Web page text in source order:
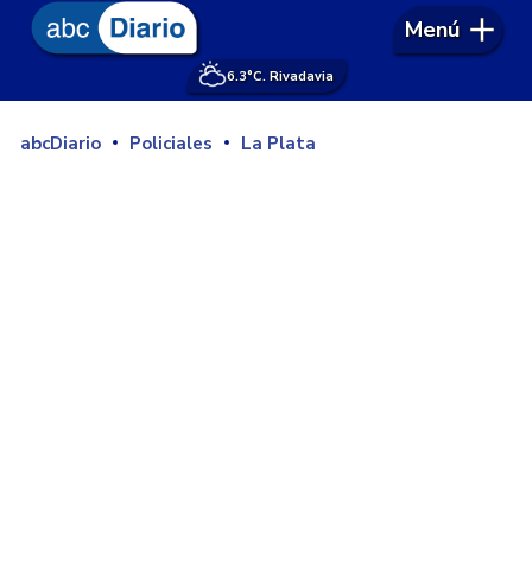
6.3°C. Rivadavia
Menú
abcDiario Policiales La Plata